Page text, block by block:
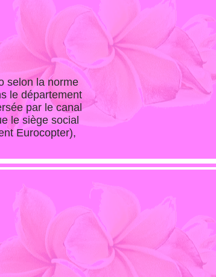
selon la norme
le département
par le canal
le siège social
Eurocopter),